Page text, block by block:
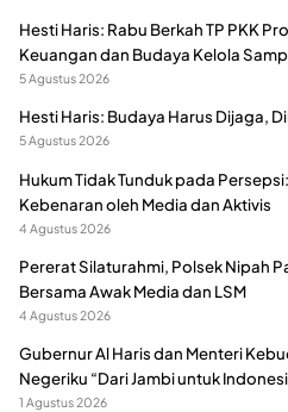
Hesti Haris: Rabu Berkah TP PKK
Keuangan dan Budaya Kelola
5 Agustus 2026
Hesti Haris: Budaya Harus Dijaga,
5 Agustus 2026
Hukum Tidak Tunduk pada
Kebenaran oleh Media dan Aktivis
4 Agustus 2026
Pererat Silaturahmi, Polsek Nipah
Bersama Awak Media dan LSM
4 Agustus 2026
Gubernur Al Haris dan Menteri
Negeriku “Dari Jambi untuk
1 Agustus 2026